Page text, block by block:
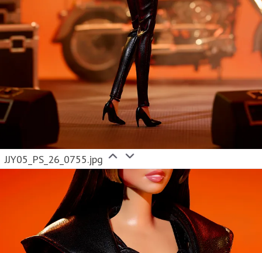
JJY05_PS_26_0755.jpg